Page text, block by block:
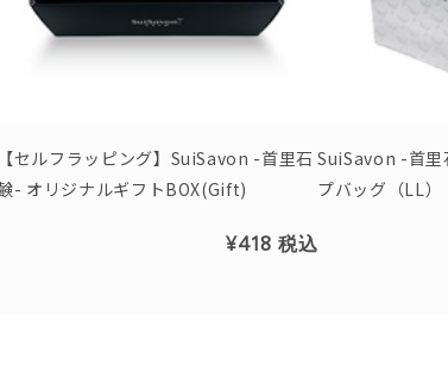
【セルフラッピング】SuiSavon -首里石
- オリジナルギフトBOX(Gift)
¥418税込
SuiSavon -首里
プバッグ（LL）